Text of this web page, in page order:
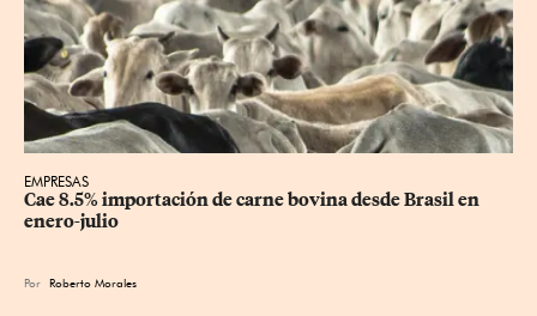
EMPRESAS
Cae 8.5% importación de carne bovina desde Brasil en
enero-julio
Por Roberto Morales